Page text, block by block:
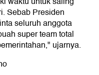
Sebab Presiden
seluruh anggota
super team total
ujarnya.